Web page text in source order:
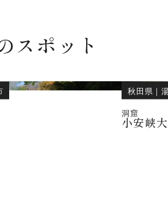
スポット
秋田県 ｜
洞窟
小安峡